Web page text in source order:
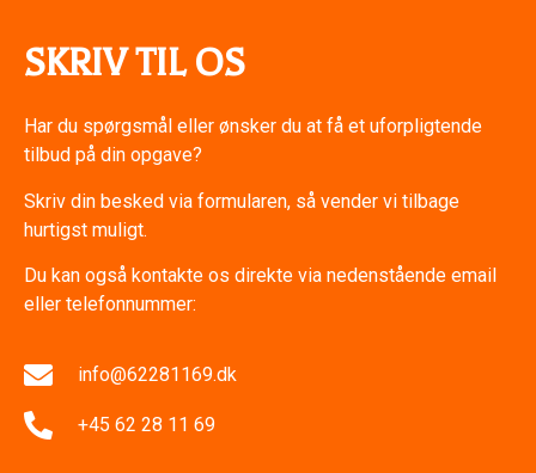
SKRIV TIL OS
Har du spørgsmål eller ønsker du at få et uforpligtende
tilbud på din opgave?
Skriv din besked via formularen, så vender vi tilbage
hurtigst muligt.
Du kan også kontakte os direkte via nedenstående email
eller telefonnummer:
info@62281169.dk
+45 62 28 11 69